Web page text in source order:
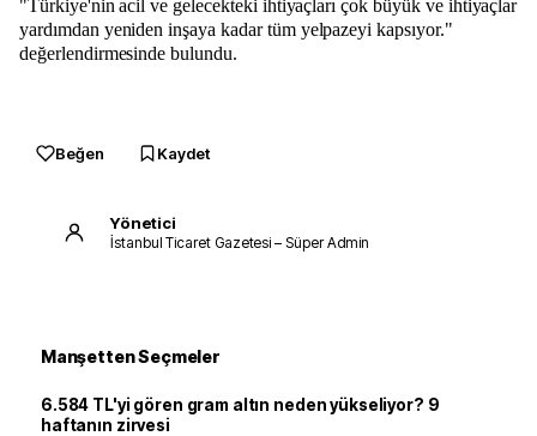
"Türkiye'nin acil ve gelecekteki ihtiyaçları çok büyük ve ihtiyaçlar
yardımdan yeniden inşaya kadar tüm yelpazeyi kapsıyor."
değerlendirmesinde bulundu.
Beğen Kaydet
Yönetici
İstanbul Ticaret Gazetesi – Süper Admin
Manşetten Seçmeler
6.584 TL'yi gören gram altın neden yükseliyor? 9
haftanın zirvesi